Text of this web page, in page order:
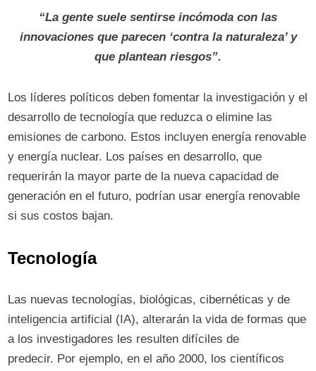
“La gente suele sentirse incómoda con las
innovaciones que parecen ‘contra la naturaleza’ y
que plantean riesgos”.
Los líderes políticos deben fomentar la investigación y el
desarrollo de tecnología que reduzca o elimine las
emisiones de carbono. Estos incluyen energía renovable
y energía nuclear. Los países en desarrollo, que
requerirán la mayor parte de la nueva capacidad de
generación en el futuro, podrían usar energía renovable
si sus costos bajan.
Tecnología
Las nuevas tecnologías, biológicas, cibernéticas y de
inteligencia artificial (IA), alterarán la vida de formas que
a los investigadores les resulten difíciles de
predecir. Por ejemplo, en el año 2000, los científicos